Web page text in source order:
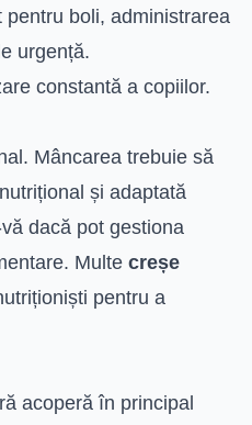
pentru boli, administrarea
urgență.
constantă a copiilor.
Mâncarea trebuie să
și adaptată
dacă pot gestiona
Multe creșe
pentru a
acoperă în principal